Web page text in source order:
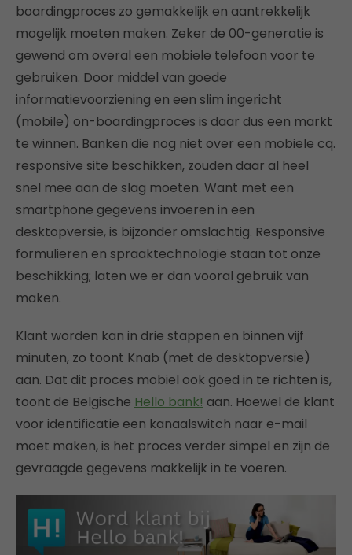
boardingproces zo gemakkelijk en aantrekkelijk
mogelijk moeten maken. Zeker de 00-generatie is
gewend om overal een mobiele telefoon voor te
gebruiken. Door middel van goede
informatievoorziening en een slim ingericht
(mobile) on-boardingproces is daar dus een markt
te winnen. Banken die nog niet over een mobiele cq.
responsive site beschikken, zouden daar al heel
snel mee aan de slag moeten. Want met een
smartphone gegevens invoeren in een
desktopversie, is bijzonder omslachtig. Responsive
formulieren en spraaktechnologie staan tot onze
beschikking; laten we er dan vooral gebruik van
maken.
Klant worden kan in drie stappen en binnen vijf
minuten, zo toont Knab (met de desktopversie)
aan. Dat dit proces mobiel ook goed in te richten is,
toont de Belgische Hello bank! aan. Hoewel de klant
voor identificatie een kanaalswitch naar e-mail
moet maken, is het proces verder simpel en zijn de
gevraagde gegevens makkelijk in te voeren.